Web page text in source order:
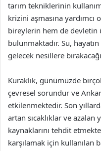
tarım tekniklerinin
krizini aşmasına
bireylerin hem de
bulunmaktadır. Su,
gelecek nesillere
Kuraklık, günümüzde
çevresel sorundur ve
etkilenmektedir. Son
artan sıcaklıklar ve azalan
kaynaklarını tehdit
karşılamak için kullanılan